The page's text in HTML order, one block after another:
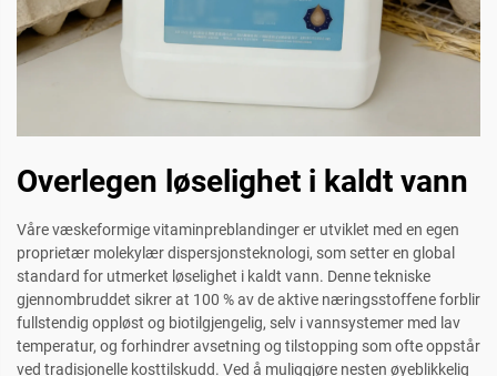
Overlegen løselighet i kaldt vann
Våre væskeformige vitaminpreblandinger er utviklet med en egen
proprietær molekylær dispersjonsteknologi, som setter en global
standard for utmerket løselighet i kaldt vann. Denne tekniske
gjennombruddet sikrer at 100 % av de aktive næringsstoffene forblir
fullstendig oppløst og biotilgjengelig, selv i vannsystemer med lav
temperatur, og forhindrer avsetning og tilstopping som ofte oppstår
ved tradisjonelle kosttilskudd. Ved å muliggjøre nesten øyeblikkelig